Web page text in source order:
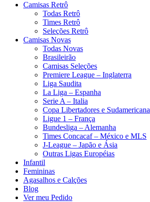
Camisas Retrô
Todas Retrô
Times Retrô
Seleções Retrô
Camisas Novas
Todas Novas
Brasileirão
Camisas Seleções
Premiere League – Inglaterra
Liga Saudita
La Liga – Espanha
Serie A – Italia
Copa Libertadores e Sudamericana
Ligue 1 – França
Bundesliga – Alemanha
Times Concacaf – México e MLS
J-League – Japão e Ásia
Outras Ligas Européias
Infantil
Femininas
Agasalhos e Calções
Blog
Ver meu Pedido